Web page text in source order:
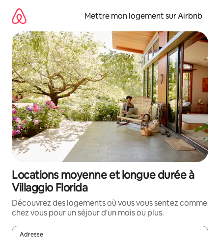
directement
contenu
Mettre mon logement sur Airbnb
Locations moyenne et longue durée à
Villaggio Florida
Découvrez des logements où vous vous sentez comme
chez vous pour un séjour d'un mois ou plus.
Adresse